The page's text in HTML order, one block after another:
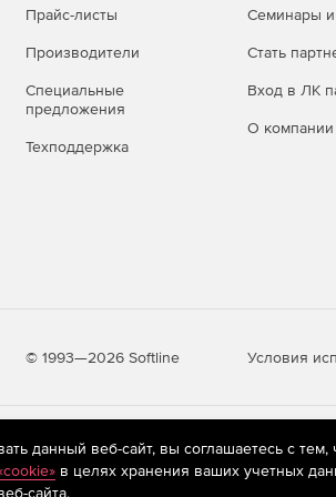
Прайс-листы
Производители
Специальные
предложения
Техподдержка
Семинары
Стать
Вход в ЛК
О компании
© 1993—2026 Softline Условия
рекомендательные технологии
к предпочтениям пользователей сети
данный веб-сайт, вы соглашаетесь с
в целях хранения ваших учетных
сайта.